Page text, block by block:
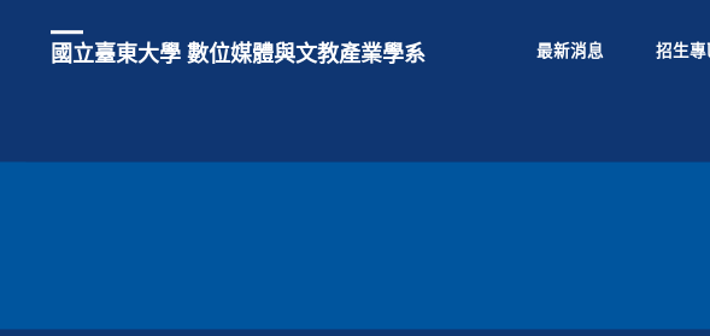
國立臺東大學 數位媒體與文教產業學系 最新消息 招生專